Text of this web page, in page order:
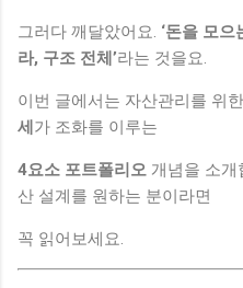
그러다 깨달았어요. ‘돈을 모
라, 구조 전체’라는 것을요.
이번 글에서는 자산관리를 위
세 가 조화를 이루는
4요소 포트폴리오 개념을 소개
산 설계를 원하는 분이라면
꼭 읽어보세요.